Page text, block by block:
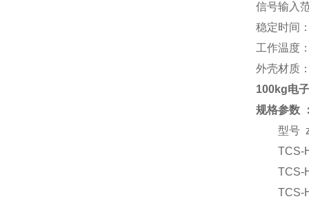
信号输入
稳定时间
工作温度
外壳材质
100kg电
规格参数
型号
TCS-
TCS-
TCS-